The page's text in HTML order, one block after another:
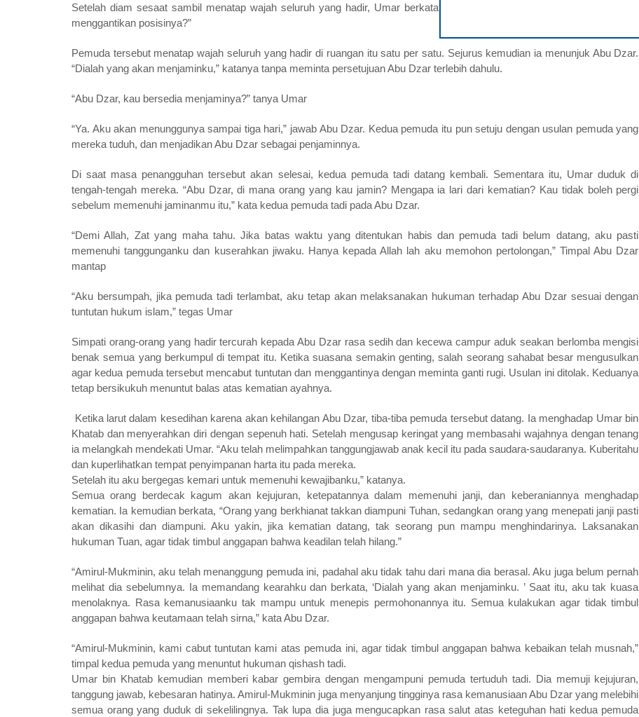
Setelah diam sesaat sambil menatap wajah seluruh yang hadir, Umar berkata, “Siapa yang akan menjaminnya dan siap
menggantikan posisinya?”
Pemuda tersebut menatap wajah seluruh yang hadir di ruangan itu satu per satu. Sejurus kemudian ia menunjuk Abu Dzar.
“Dialah yang akan menjaminku,” katanya tanpa meminta persetujuan Abu Dzar terlebih dahulu.
“Abu Dzar, kau bersedia menjaminya?” tanya Umar
“Ya. Aku akan menunggunya sampai tiga hari,” jawab Abu Dzar. Kedua pemuda itu pun setuju dengan usulan pemuda yang
mereka tuduh, dan menjadikan Abu Dzar sebagai penjaminnya.
Di saat masa penangguhan tersebut akan selesai, kedua pemuda tadi datang kembali. Sementara itu, Umar duduk di
tengah-tengah mereka. “Abu Dzar, di mana orang yang kau jamin? Mengapa ia lari dari kematian? Kau tidak boleh pergi
sebelum memenuhi jaminanmu itu,” kata kedua pemuda tadi pada Abu Dzar.
“Demi Allah, Zat yang maha tahu. Jika batas waktu yang ditentukan habis dan pemuda tadi belum datang, aku pasti
memenuhi tanggunganku dan kuserahkan jiwaku. Hanya kepada Allah lah aku memohon pertolongan,” Timpal Abu Dzar
mantap
“Aku bersumpah, jika pemuda tadi terlambat, aku tetap akan melaksanakan hukuman terhadap Abu Dzar sesuai dengan
tuntutan hukum islam,” tegas Umar
Simpati orang-orang yang hadir tercurah kepada Abu Dzar rasa sedih dan kecewa campur aduk seakan berlomba mengisi
benak semua yang berkumpul di tempat itu. Ketika suasana semakin genting, salah seorang sahabat besar mengusulkan
agar kedua pemuda tersebut mencabut tuntutan dan menggantinya dengan meminta ganti rugi. Usulan ini ditolak. Keduanya
tetap bersikukuh menuntut balas atas kematian ayahnya.
Ketika larut dalam kesedihan karena akan kehilangan Abu Dzar, tiba-tiba pemuda tersebut datang. Ia menghadap Umar bin
Khatab dan menyerahkan diri dengan sepenuh hati. Setelah mengusap keringat yang membasahi wajahnya dengan tenang
ia melangkah mendekati Umar. “Aku telah melimpahkan tanggungjawab anak kecil itu pada saudara-saudaranya. Kuberitahu
dan kuperlihatkan tempat penyimpanan harta itu pada mereka.
Setelah itu aku bergegas kemari untuk memenuhi kewajibanku,” katanya.
Semua orang berdecak kagum akan kejujuran, ketepatannya dalam memenuhi janji, dan keberaniannya menghadap
kematian. Ia kemudian berkata, “Orang yang berkhianat takkan diampuni Tuhan, sedangkan orang yang menepati janji pasti
akan dikasihi dan diampuni. Aku yakin, jika kematian datang, tak seorang pun mampu menghindarinya. Laksanakan
hukuman Tuan, agar tidak timbul anggapan bahwa keadilan telah hilang.”
“Amirul-Mukminin, aku telah menanggung pemuda ini, padahal aku tidak tahu dari mana dia berasal. Aku juga belum pernah
melihat dia sebelumnya. Ia memandang kearahku dan berkata, ‘Dialah yang akan menjaminku. ’ Saat itu, aku tak kuasa
menolaknya. Rasa kemanusiaanku tak mampu untuk menepis permohonannya itu. Semua kulakukan agar tidak timbul
anggapan bahwa keutamaan telah sirna,” kata Abu Dzar.
“Amirul-Mukminin, kami cabut tuntutan kami atas pemuda ini, agar tidak timbul anggapan bahwa kebaikan telah musnah,”
timpal kedua pemuda yang menuntut hukuman qishash tadi.
Umar bin Khatab kemudian memberi kabar gembira dengan mengampuni pemuda tertuduh tadi. Dia memuji kejujuran,
tanggung jawab, kebesaran hatinya. Amirul-Mukminin juga menyanjung tingginya rasa kemanusiaan Abu Dzar yang melebihi
semua orang yang duduk di sekelilingnya. Tak lupa dia juga mengucapkan rasa salut atas keteguhan hati kedua pemuda